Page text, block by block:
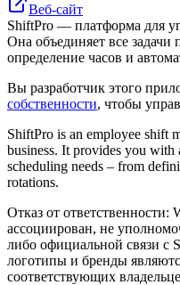
Веб-сайт
ShiftPro — платформа для
Она объединяет все
определение часов и
Вы разработчик этого
собственности, чтобы
ShiftPro is an employee shift
business. It provides you
scheduling needs – from
rotations.
Отказ от ответственности:
ассоциирован, не
либо официальной связи с
логотипы и бренды
соответствующих